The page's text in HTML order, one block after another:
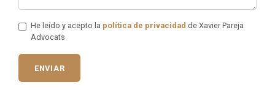
He leído y acepto la política de privacidad de Xavier Pareja
Advocats
ENVIAR